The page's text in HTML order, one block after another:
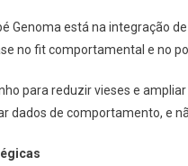
Genoma está na integração
no fit comportamental e no
para reduzir vieses e
dados de comportamento, e